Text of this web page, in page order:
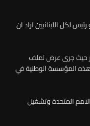
لكل اللبنانيين اراد ان
حيث جرى عرض لملف
هذه المؤسسة الوطنية في
المتحدة وتشغيل